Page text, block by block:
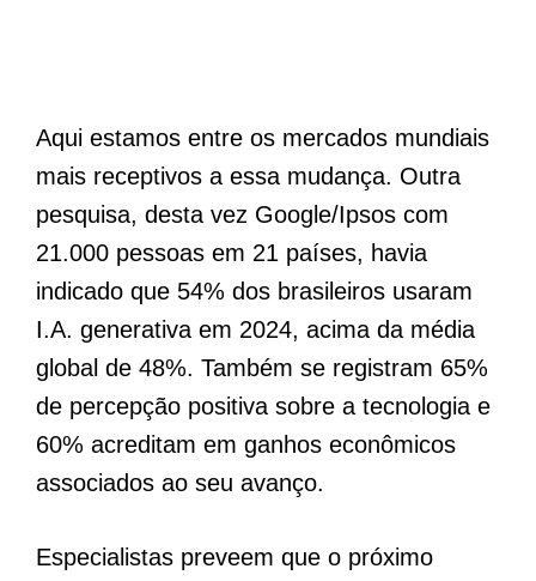
Aqui estamos entre os mercados mundiais
mais receptivos a essa mudança. Outra
pesquisa, desta vez Google/Ipsos com
21.000 pessoas em 21 países, havia
indicado que 54% dos brasileiros usaram
I.A. generativa em 2024, acima da média
global de 48%. Também se registram 65%
de percepção positiva sobre a tecnologia e
60% acreditam em ganhos econômicos
associados ao seu avanço.
Especialistas preveem que o próximo